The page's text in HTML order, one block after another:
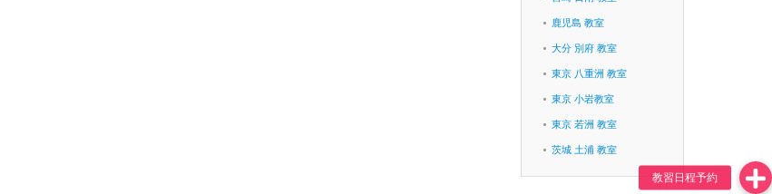
鹿児島 教室
大分 別府 教室
東京 八重洲 教室
東京 小岩教室
東京 若洲 教室
茨城 土浦 教室